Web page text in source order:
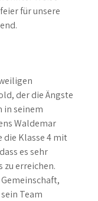
für unsere
der die Ängste
in seinem
Waldemar
Klasse 4 mit
es sehr
zu erreichen.
Team